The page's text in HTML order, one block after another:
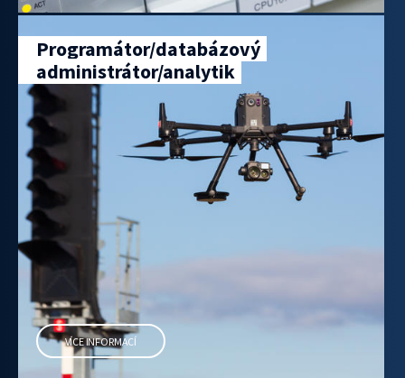
Programátor/databázový
administrátor/analytik
VÍCE INFORMACÍ